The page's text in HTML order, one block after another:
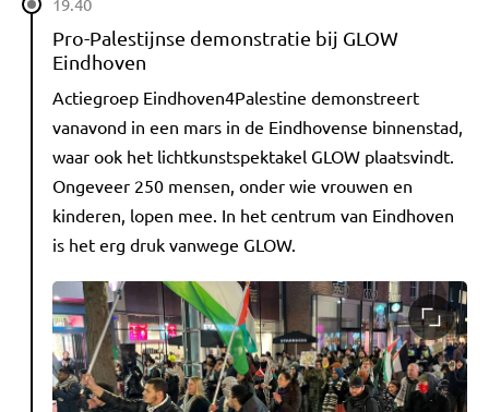
Pro-Palestijnse demonstratie bij GLOW
Eindhoven
Actiegroep Eindhoven4Palestine demonstreert
vanavond in een mars in de Eindhovense binnenstad,
waar ook het lichtkunstspektakel GLOW plaatsvindt.
Ongeveer 250 mensen, onder wie vrouwen en
kinderen, lopen mee. In het centrum van Eindhoven
is het erg druk vanwege GLOW.